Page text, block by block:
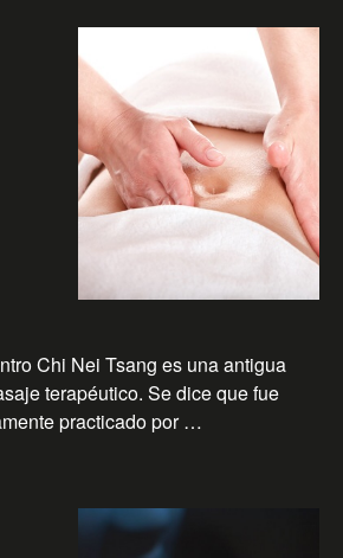
Chi Nei Tsang es una antigua
terapéutico. Se dice que fue
practicado por …